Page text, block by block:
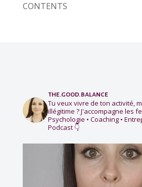
CONTENTS
the.good.balance
Tu veux vivre de ton activité,
illégitime ?J'accompagne les
Psychologie • Coaching •
Podcast 👇